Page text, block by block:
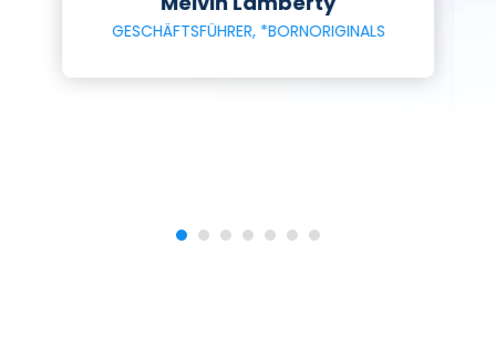
GESCHÄFTSFÜHRER, *BORNORIGINALS